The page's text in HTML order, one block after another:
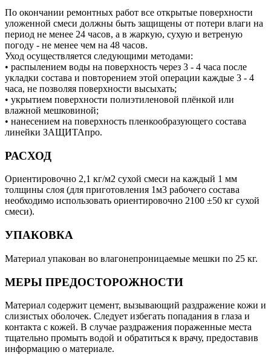
По окончании ремонтных работ все открытые поверхности
уложенной смеси должны быть защищены от потери влаги на
период не менее 24 часов, а в жаркую, сухую и ветреную
погоду - не менее чем на 48 часов.
Уход осуществляется следующими методами:
• распылением воды на поверхность через 3 - 4 часа после
укладки состава и повторением этой операции каждые 3 - 4
часа, не позволяя поверхности высыхать;
• укрытием поверхности полиэтиленовой плёнкой или
влажной мешковиной;
• нанесением на поверхность пленкообразующего состава
линейки ЗАЩИТАпро.
РАСХОД
Ориентировочно 2,1 кг/м2 сухой смеси на каждый 1 мм
толщины слоя (для приготовления 1м3 рабочего состава
необходимо использовать ориентировочно 2100 ±50 кг сухой
смеси).
УПАКОВКА
Материал упакован во влагонепроницаемые мешки по 25 кг.
МЕРЫ ПРЕДОСТОРОЖНОСТИ
Материал содержит цемент, вызывающий раздражение кожи и
слизистых оболочек. Следует избегать попадания в глаза и
контакта с кожей. В случае раздражения пораженные места
тщательно промыть водой и обратиться к врачу, предоставив
информацию о материале.